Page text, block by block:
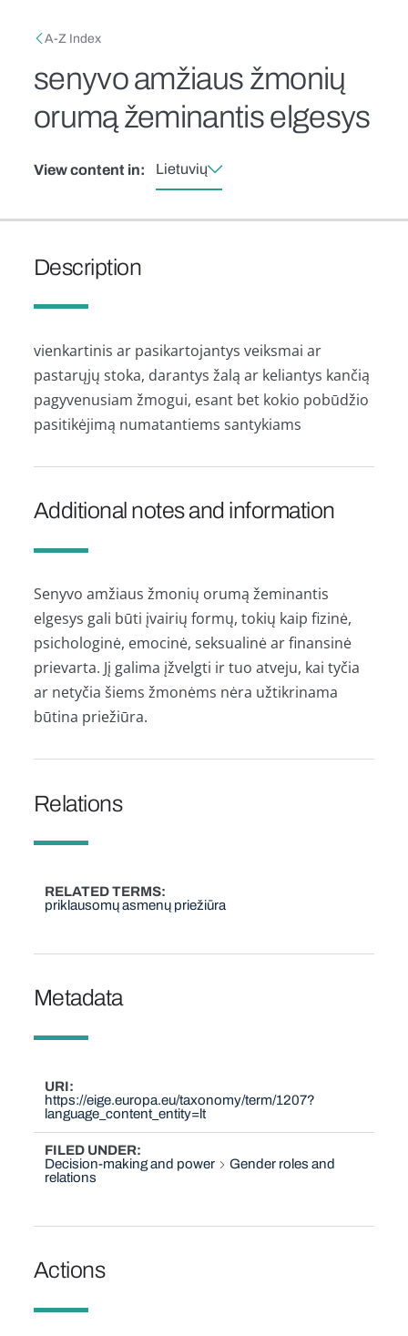
Breadcrumb
A-Z Index
senyvo amžiaus žmonių
orumą žeminantis elgesys
View content in: Lietuvių
Description
vienkartinis ar pasikartojantys veiksmai ar
pastarųjų stoka, darantys žalą ar keliantys kančią
pagyvenusiam žmogui, esant bet kokio pobūdžio
pasitikėjimą numatantiems santykiams
Additional notes and information
Senyvo amžiaus žmonių orumą žeminantis
elgesys gali būti įvairių formų, tokių kaip fizinė,
psichologinė, emocinė, seksualinė ar finansinė
prievarta. Jį galima įžvelgti ir tuo atveju, kai tyčia
ar netyčia šiems žmonėms nėra užtikrinama
būtina priežiūra.
Relations
RELATED TERMS
priklausomų asmenų priežiūra
Metadata
URI
https://eige.europa.eu/taxonomy/term/1207?
language_content_entity=lt
FILED UNDER
Decision-making and power
Gender roles and
relations
Actions